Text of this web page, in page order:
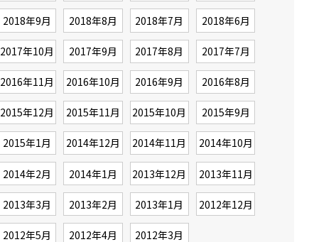
2018年9月 2018年8月 2018年7月 2018年6月
2017年10月 2017年9月 2017年8月 2017年7月
2016年11月 2016年10月 2016年9月 2016年8月
2015年12月 2015年11月 2015年10月 2015年9月
2015年1月 2014年12月 2014年11月 2014年10月
2014年2月 2014年1月 2013年12月 2013年11月
2013年3月 2013年2月 2013年1月 2012年12月
2012年5月 2012年4月 2012年3月